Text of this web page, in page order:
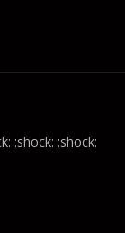
:shock: :shock: